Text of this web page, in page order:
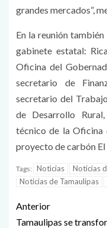
grandes mercados”,
En la reunión
gabinete estatal:
Oficina del
secretario de
secretario del
de Desarrollo
técnico de la Oficina
proyecto de carbón El
Tags: Noticias Noticias
Noticias de Tamaulipas
Anterior
Tamaulipas se